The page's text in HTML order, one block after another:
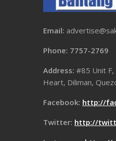
Email:
Phone: 7757-2769
Address: #85 Unit F,
Heart, Diliman,
Facebook: http://
Twitter: http://